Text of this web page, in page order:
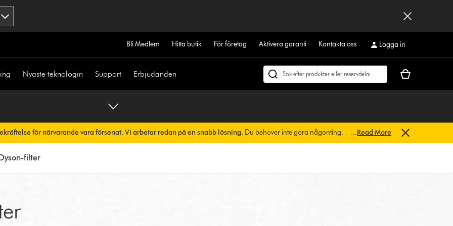
Bli Medlem Hitta butik För företag Aktivera garanti Kontakta oss Logga in
Nyaste teknologin Support Erbjudanden
Sök
Kundvagnen
för närvarande vara försenat. Vi arbetar redan på en snabb lösning. Du behöver inte göra någonting.
...Read More
filter